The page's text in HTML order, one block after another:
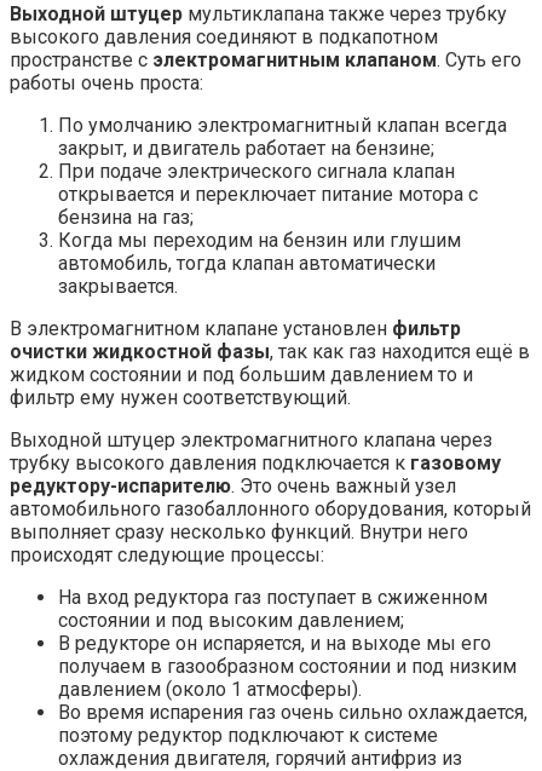
Выходной штуцер мультиклапана также через трубку
высокого давления соединяют в подкапотном
пространстве с электромагнитным клапаном. Суть его
работы очень проста:
По умолчанию электромагнитный клапан всегда
закрыт, и двигатель работает на бензине;
При подаче электрического сигнала клапан
открывается и переключает питание мотора с
бензина на газ;
Когда мы переходим на бензин или глушим
автомобиль, тогда клапан автоматически
закрывается.
В электромагнитном клапане установлен фильтр
очистки жидкостной фазы, так как газ находится ещё в
жидком состоянии и под большим давлением то и
фильтр ему нужен соответствующий.
Выходной штуцер электромагнитного клапана через
трубку высокого давления подключается к газовому
редуктору-испарителю. Это очень важный узел
автомобильного газобаллонного оборудования, который
выполняет сразу несколько функций. Внутри него
происходят следующие процессы:
На вход редуктора газ поступает в сжиженном
состоянии и под высоким давлением;
В редукторе он испаряется, и на выходе мы его
получаем в газообразном состоянии и под низким
давлением (около 1 атмосферы).
Во время испарения газ очень сильно охлаждается,
поэтому редуктор подключают к системе
охлаждения двигателя, горячий антифриз из